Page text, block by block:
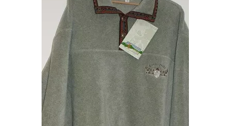
118,00 €.95,00 €.